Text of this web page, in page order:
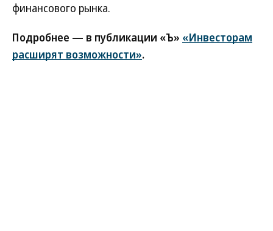
финансового рынка.
Подробнее — в публикации «Ъ» «Инвесторам
расширят возможности».